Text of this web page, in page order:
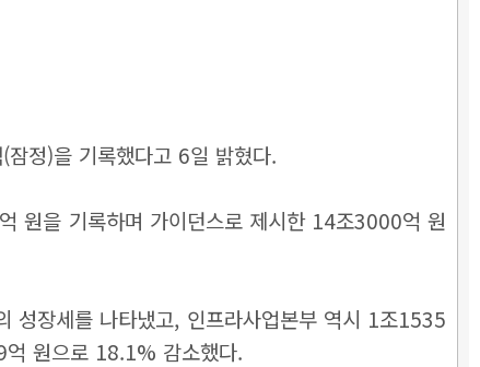
정)을 기록했다고 6일 밝혔다.
원을 기록하며 가이던스로 제시한 14조3000억 원
장세를 나타냈고, 인프라사업본부 역시 1조1535
원으로 18.1% 감소했다.